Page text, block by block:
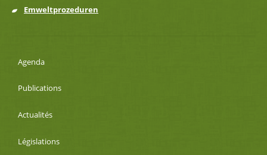
Emweltprozeduren
Agenda
Publications
Actualités
Législations